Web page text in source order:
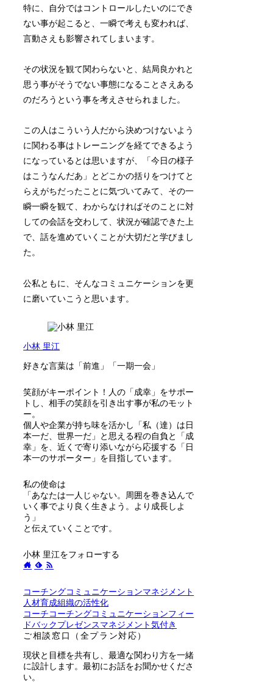
特に、自分ではコントロールしたいのにでき
ない事が起こると、一瞬で考えも変われば、
言動さえも影響されてしまいます。
その状況を観て関わらないと、結局良かれと
思う事がそうでない事態になることさえある
のだろうという事を考えさせられました。
この人はこういう人だから決めつけないよう
に関わる事はトレーニングを経てできるよう
になっているとは思いますが、「今日の様子
はこうなんだあ」とどこかの括りをつけてと
らえがちだったことに気づいてみて、その一
瞬一瞬を観て、わからなければそのことに対
しての会話を交わして、状況が確認できた上
で、話を進めていくことが大切だと学びまし
た。
公私ともに、そんなコミュニケーションを更
に磨いていこうと思います。
小林 里江
好きな言葉は「前進」「一期一会」
笑顔がキーポイント！人の「成幸」をサポー
トし、相手の笑顔を引き出す事が私のモット
ー。
個人や企業が持ち味を活かし「私（達）は日
本一だ、世界一だ」と思える程の自負と「成
幸」を、近くで寄り添いながら応援する「日
本一のサポーター」を目指しています。
私の使命は
「あなたは一人じゃない。周囲を巻き込んで
いく事でより良く生きよう。より成長しよ
う」
と伝えていくことです。
小林 里江をフォローする
コーチングコミュニケーションマネジメント
人材育成組織の活性化
コーチ コーチングコミュニケーションフィー
ドバック プレゼンス マネジメント気付き
ご相談窓口（全プラン対応）
現状と目標を共有し、最適な関わり方を一緒
に設計します。最初にお話をお聞かせくださ
い。